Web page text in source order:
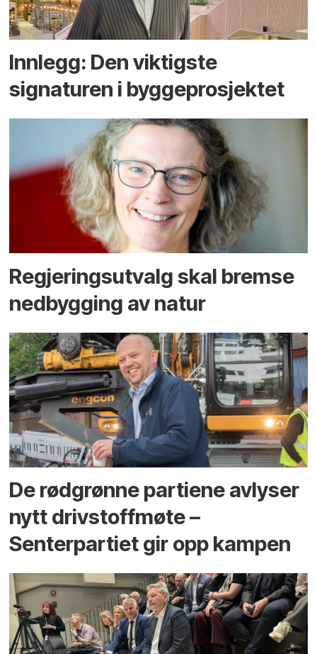
Innlegg: Den viktigste
signaturen i bygge­­prosjektet
Regjerings­utvalg skal bremse
ned­bygging av natur
De rødgrønne partiene avlyser
nytt drivstoffmøte –
Senterpartiet gir opp kampen